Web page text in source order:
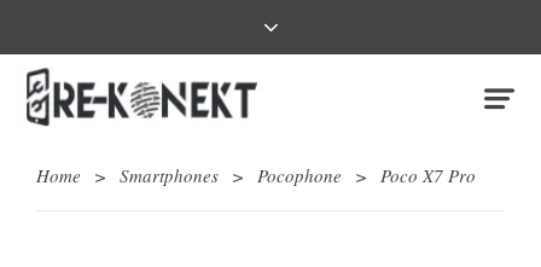
Home > Smartphones > Pocophone > Poco X7 Pro